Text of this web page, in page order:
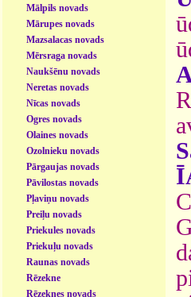
Mālpils novads
Mārupes novads
Mazsalacas novads
Mērsraga novads
Naukšēnu novads
Neretas novads
Nīcas novads
Ogres novads
Olaines novads
Ozolnieku novads
Pārgaujas novads
Pāvilostas novads
Pļaviņu novads
Preiļu novads
Priekules novads
Priekuļu novads
Raunas novads
Rēzekne
Rēzeknes novads